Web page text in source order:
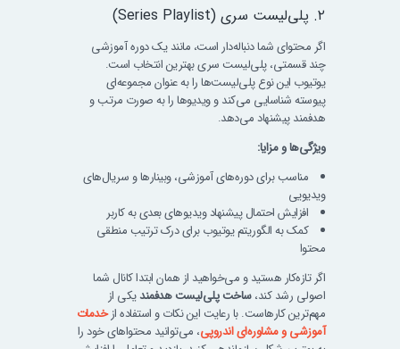
۲. پلی‌لیست سری (Series Playlist)
اگر محتوای شما دنباله‌دار است، مانند یک دوره آموزشی
چند قسمتی، پلی‌لیست سری بهترین انتخاب است.
یوتیوب این نوع پلی‌لیست‌ها را به عنوان مجموعه‌ای
پیوسته شناسایی می‌کند و ویدیوها را به صورت مرتب و
هدفمند پیشنهاد می‌دهد.
ویژگی‌ها و مزایا:
مناسب برای دوره‌های آموزشی، وبینارها و سریال‌های
ویدیویی
افزایش احتمال پیشنهاد ویدیوهای بعدی به کاربر
کمک به الگوریتم یوتیوب برای درک ترتیب منطقی
محتوا
اگر تازه‌کار هستید و می‌خواهید از همان ابتدا کانال شما
اصولی رشد کند،ساخت پلی‌لیست هدفمندیکی از
مهم‌ترین کارهاست. با رعایت این نکات و استفاده ازخدمات
آموزشی و مشاوره‌ای اندروپی، می‌توانید محتواهای خود را